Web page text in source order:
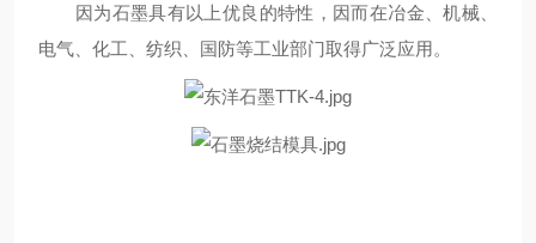
因为石墨具有以上优良的特性，因而在冶金、机械、
电气、化工、纺织、国防等工业部门取得广泛应用。